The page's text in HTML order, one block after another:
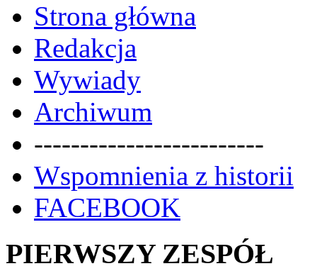
Strona główna
Redakcja
Wywiady
Archiwum
-------------------------
Wspomnienia z historii
FACEBOOK
PIERWSZY ZESPÓŁ